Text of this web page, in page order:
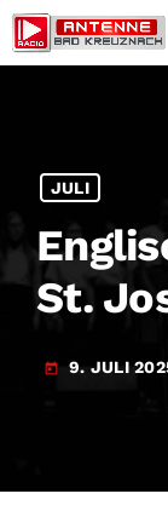
JULI
St.
today 9. JULI